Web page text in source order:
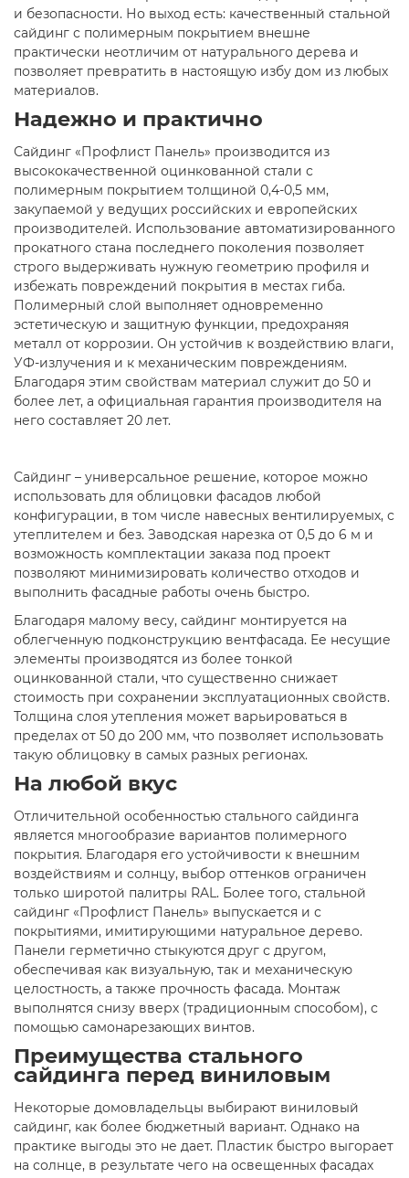
и безопасности. Но выход есть: качественный стальной
сайдинг с полимерным покрытием внешне
практически неотличим от натурального дерева и
позволяет превратить в настоящую избу дом из любых
материалов.
Надежно и практично
Сайдинг «Профлист Панель» производится из
высококачественной оцинкованной стали с
полимерным покрытием толщиной 0,4-0,5 мм,
закупаемой у ведущих российских и европейских
производителей. Использование автоматизированного
прокатного стана последнего поколения позволяет
строго выдерживать нужную геометрию профиля и
избежать повреждений покрытия в местах гиба.
Полимерный слой выполняет одновременно
эстетическую и защитную функции, предохраняя
металл от коррозии. Он устойчив к воздействию влаги,
УФ-излучения и к механическим повреждениям.
Благодаря этим свойствам материал служит до 50 и
более лет, а официальная гарантия производителя на
него составляет 20 лет.
Сайдинг – универсальное решение, которое можно
использовать для облицовки фасадов любой
конфигурации, в том числе навесных вентилируемых, с
утеплителем и без. Заводская нарезка от 0,5 до 6 м и
возможность комплектации заказа под проект
позволяют минимизировать количество отходов и
выполнить фасадные работы очень быстро.
Благодаря малому весу, сайдинг монтируется на
облегченную подконструкцию вентфасада. Ее несущие
элементы производятся из более тонкой
оцинкованной стали, что существенно снижает
стоимость при сохранении эксплуатационных свойств.
Толщина слоя утепления может варьироваться в
пределах от 50 до 200 мм, что позволяет использовать
такую облицовку в самых разных регионах.
На любой вкус
Отличительной особенностью стального сайдинга
является многообразие вариантов полимерного
покрытия. Благодаря его устойчивости к внешним
воздействиям и солнцу, выбор оттенков ограничен
только широтой палитры RAL. Более того, стальной
сайдинг «Профлист Панель» выпускается и с
покрытиями, имитирующими натуральное дерево.
Панели герметично стыкуются друг с другом,
обеспечивая как визуальную, так и механическую
целостность, а также прочность фасада. Монтаж
выполнятся снизу вверх (традиционным способом), с
помощью самонарезающих винтов.
Преимущества стального
сайдинга перед виниловым
Некоторые домовладельцы выбирают виниловый
сайдинг, как более бюджетный вариант. Однако на
практике выгоды это не дает. Пластик быстро выгорает
на солнце, в результате чего на освещенных фасадах